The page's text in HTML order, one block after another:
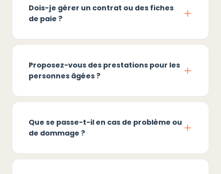
Dois-je gérer un contrat ou des fiches
de paie ?
Proposez-vous des prestations pour les
personnes âgées ?
Que se passe-t-il en cas de problème ou
de dommage ?